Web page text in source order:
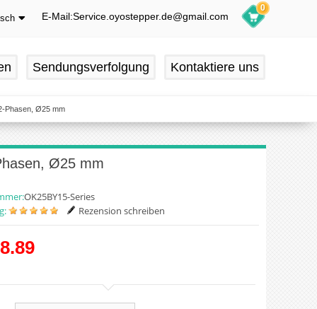
E-Mail:Service.oyostepper.de@gmail.com
0
Sendungsverfolgung Kontaktiere uns
Phasen, Ø25 mm
Ø25 mm
OK25BY15-Series
Rezension schreiben